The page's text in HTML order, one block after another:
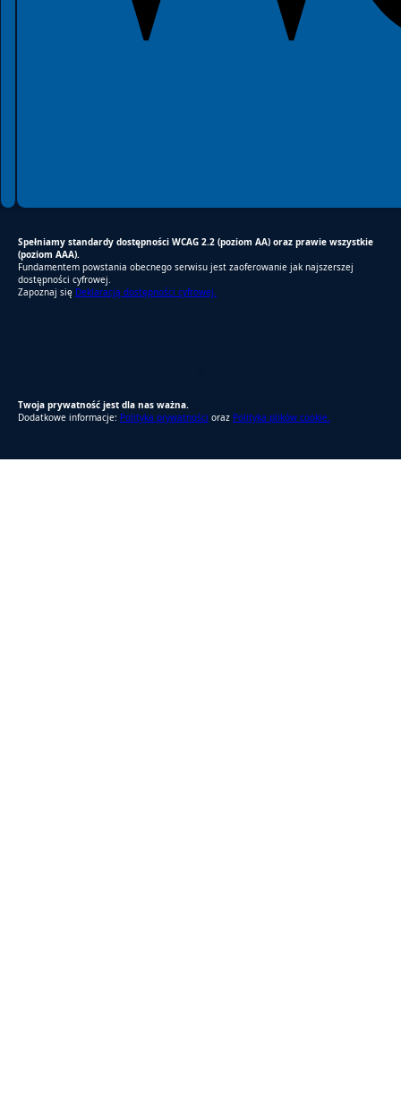
Spełniamy standardy dostępności WCAG 2.2 (poziom AA) oraz prawie wszystkie
(poziom AAA).
Fundamentem powstania obecnego serwisu jest zaoferowanie jak najszerszej
dostępności cyfrowej.
Zapoznaj się Deklaracją dostępności cyfrowej.
Twoja prywatność jest dla nas ważna.
Dodatkowe informacje: Polityka prywatności oraz Polityka plików cookie.